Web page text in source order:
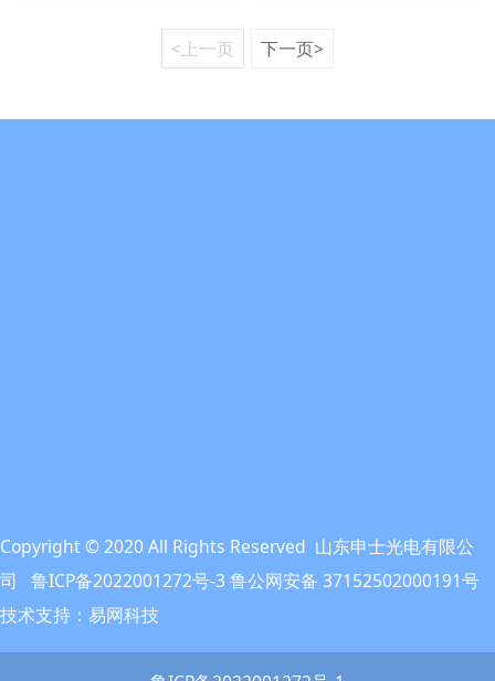
<上一页 下一页>
Copyright © 2020 All Rights Reserved 山东申士光电有限公
司 鲁ICP备2022001272号-3 鲁公网安备 37152502000191号
技术支持：易网科技